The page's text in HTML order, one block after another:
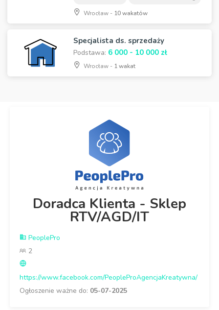
Wrocław - 10 wakatów
Specjalista ds. sprzedaży
Podstawa: 6 000 - 10 000 zł
Wrocław - 1 wakat
Doradca Klienta - Sklep
RTV/AGD/IT
PeoplePro
2
https://www.facebook.com/PeopleProAgencjaKreatywna/
Ogłoszenie ważne do: 05-07-2025